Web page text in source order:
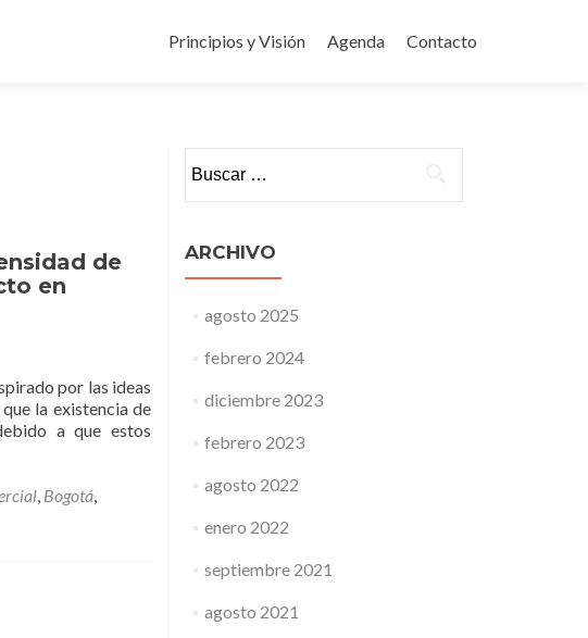
al
Principios y Visión Agenda Contacto
de
en
por las ideas
la existencia de
a que estos
, Bogotá,
ARCHIVO
agosto 2025
febrero 2024
diciembre 2023
febrero 2023
agosto 2022
enero 2022
septiembre 2021
agosto 2021